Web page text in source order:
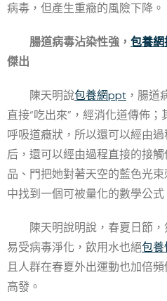
病毒，但產生重癥的風險下降。
腸道病毒沾染性強， 包養網
傑出
陳天明說包養網ppt ，腸道
直接“吃出來”，經消化道傳佈
呼吸道癥狀，所以還可以經由
后，還可以經由過程直接的接
品、門把她對著天空的藍色光
中找到一個可被量化的數學公式
陳天明說明說，春夏日節
易受病毒淨化，飲用水也絕包養
且人群在春夏外出運動也加倍
高發。